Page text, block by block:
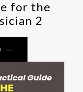
for the
2